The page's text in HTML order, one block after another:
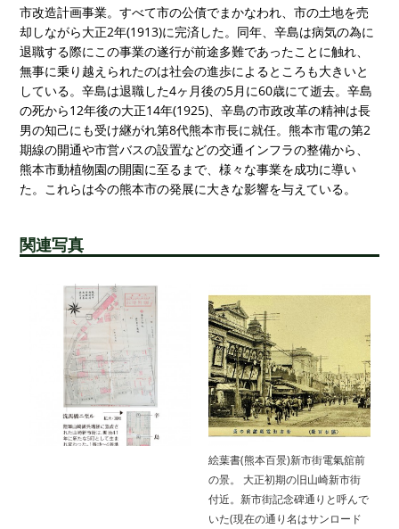
市改造計画事業。すべて市の公債でまかなわれ、市の土地を売
却しながら大正2年(1913)に完済した。同年、辛島は病気の為に
退職する際にこの事業の遂行が前途多難であったことに触れ、
無事に乗り越えられたのは社会の進歩によるところも大きいと
している。辛島は退職した4ヶ月後の5月に60歳にて逝去。辛島
の死から12年後の大正14年(1925)、辛島の市政改革の精神は長
男の知己にも受け継がれ第8代熊本市長に就任。熊本市電の第2
期線の開通や市営バスの設置などの交通インフラの整備から、
熊本市動植物園の開園に至るまで、様々な事業を成功に導い
た。これらは今の熊本市の発展に大きな影響を与えている。
関連写真
絵葉書(熊本百景)新市街電氣舘前
の景。 大正初期の旧山崎新市街
付近。新市街記念碑通りと呼んで
いた(現在の通り名はサンロード